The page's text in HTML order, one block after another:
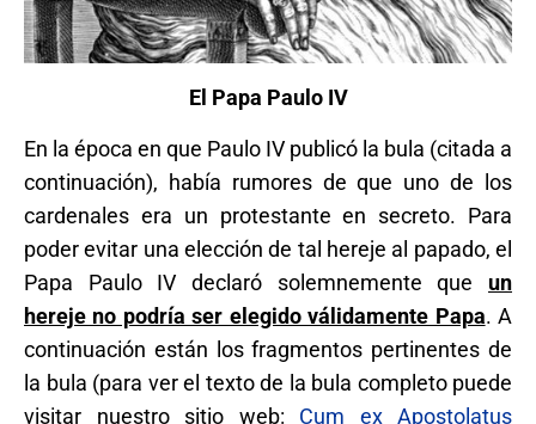
El Papa Paulo IV
En la época en que Paulo IV publicó la bula (citada a
continuación), había rumores de que uno de los
cardenales era un protestante en secreto. Para
poder evitar una elección de tal hereje al papado, el
Papa Paulo IV declaró solemnemente que un
hereje no podría ser elegido válidamente Papa. A
continuación están los fragmentos pertinentes de
la bula (para ver el texto de la bula completo puede
visitar nuestro sitio web: Cum ex Apostolatus